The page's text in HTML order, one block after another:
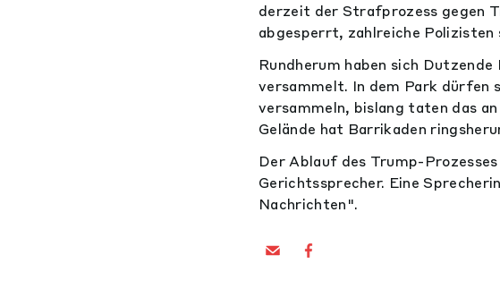
derzeit der Strafprozess gegen
abgesperrt, zahlreiche
Rundherum haben sich
versammelt. In dem Park dürfen
versammeln, bislang taten das
Gelände hat Barrikaden
Der Ablauf des Trump-
Gerichtssprecher. Eine
Nachrichten".